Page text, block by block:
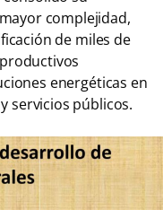
complejidad,
de miles de
energéticas en
servicios públicos.